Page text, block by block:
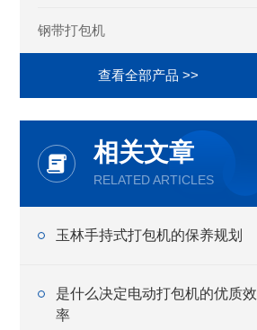
钢带打包机
查看全部产品 >>
相关文章
RELATED ARTICLES
玉林手持式打包机的保养规划
是什么决定电动打包机的优质效
率